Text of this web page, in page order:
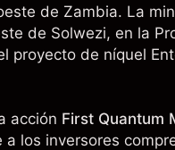
de Zambia. La
de Solwezi, en la
proyecto de níquel
acción First Quantum
a los inversores